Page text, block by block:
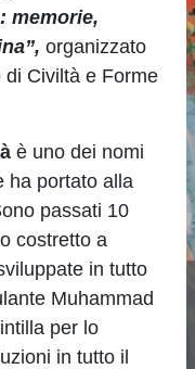
memorie,
organizzato
Civiltà e Forme
è uno dei nomi
ha portato alla
passati 10
costretto a
in tutto
Muhammad
per lo
in tutto il